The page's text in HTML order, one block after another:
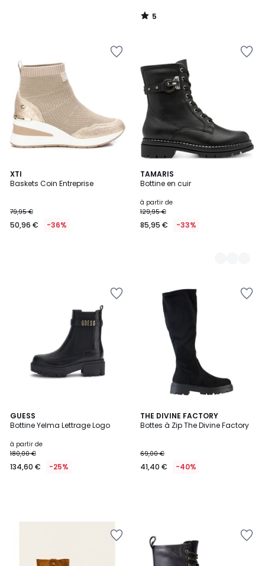
5
/
XTI
Baskets Coin Entreprise
79,95 €
50,96 € -36%
TAMARIS
Bottine en cuir
à partir de
129,95 €
85,95 € -33%
3
Couleurs
GUESS
Bottine Yelma Lettrage Logo
à partir de
180,00 €
134,60 € -25%
THE DIVINE FACTORY
Bottes à Zip The Divine Factory
69,00 €
41,40 € -40%